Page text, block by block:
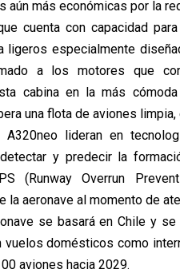
aún más económicas por la
cuenta con capacidad
ligeros especialmente
a los motores que
cabina en la más
una flota de aviones
A320neo lideran en
y predecir la
(Runway Overrun
la aeronave al momento de
se basará en Chile y
vuelos domésticos como
aviones hacia 2029.